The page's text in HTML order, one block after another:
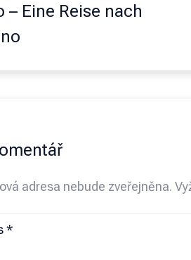
– Eine Reise nach
adresa nebude zveřejněna.